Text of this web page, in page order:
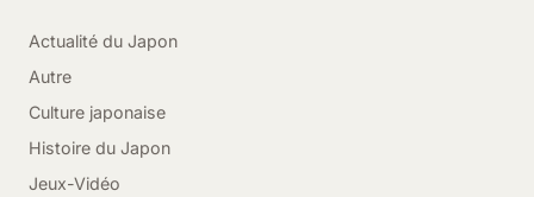
Actualité du Japon
Autre
Culture japonaise
Histoire du Japon
Jeux-Vidéo